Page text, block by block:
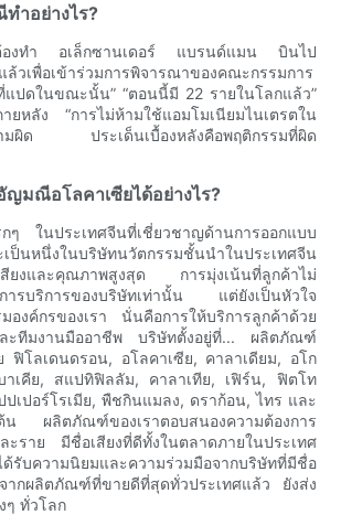
ำอย่างไร?
ต้องทำ อเล็กซานเดอร์ แบรนด์แมน บินไป
ล้วเพื่อเข้าร่วมการพิจารณาของคณะกรรมการ
ที่แปดในขณะนั้น” “ตอนนี้มี 22 รายในโลกแล้ว”
ยหลัง “การไม่ห้ามใช้แอมโมเนียมไนเตรตใน
ามผิด ประเด็นเบื้องหลังคือพฤติกรรมที่ผิด
ญมณีอโลคาเซียได้อย่างไร?
ๆ ในประเทศจีนที่เชี่ยวชาญด้านการออกแบบ
นหนึ่งในบริษัทนวัตกรรมชั้นนำในประเทศจีน
สียงและคุณภาพสูงสุด การมุ่งเน้นที่ลูกค้าไม่
การบริการของบริษัทเท่านั้น แต่ยังเป็นหัวใจ
งค์กรของเรา นั่นคือการให้บริการลูกค้าด้วย
ะทีมงานมืออาชีพ บริษัทตั้งอยู่ที่... ผลิตภัณฑ์
ฟิโลเดนดรอน, อโลคาเซีย, คาลาเดียม, อโก
าเคีย, สแปทิฟิลลัม, คาลาเทีย, เฟิร์น, ฟิตโท
ปเปอร์โรเมีย, พืชกินแมลง, ดราก้อน, ไทร และ
ผลิตภัณฑ์ของเราตอบสนองความต้องการ
ะราย มีชื่อเสียงที่ดีทั้งในตลาดภายในประเทศ
รับความนิยมและความร่วมมือจากบริษัทที่มีชื่อ
ากผลิตภัณฑ์ที่ขายดีที่สุดทั่วประเทศแล้ว ยังส่ง
ๆ ทั่วโลก